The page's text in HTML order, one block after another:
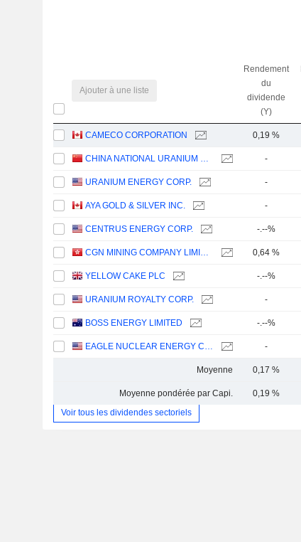
Ajouter à une liste
Rendement
du
dividende
(Y)
CAMECO CORPORATION 0,19 %
CHINA NATIONAL URANIUM CO., LTD. -
URANIUM ENERGY CORP. -
AYA GOLD & SILVER INC. -
CENTRUS ENERGY CORP. -.--%
CGN MINING COMPANY LIMITED 0,64 %
YELLOW CAKE PLC -.--%
URANIUM ROYALTY CORP. -
BOSS ENERGY LIMITED -.--%
EAGLE NUCLEAR ENERGY CORP. -
Moyenne 0,17 %
Moyenne pondérée par Capi. 0,19 %
Voir tous les dividendes sectoriels